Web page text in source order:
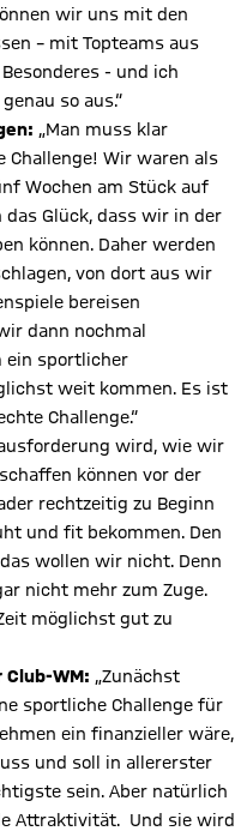
wir uns mit den
– mit Topteams aus
- und ich
so aus.“
„Man muss klar
Challenge! Wir waren als
Wochen am Stück auf
Glück, dass wir in der
können. Daher werden
von dort aus wir
bereisen
dann nochmal
ein sportlicher
weit kommen. Es ist
Challenge.“
wird, wie wir
können vor der
rechtzeitig zu Beginn
und fit bekommen. Den
wollen wir nicht. Denn
nicht mehr zum Zuge.
möglichst gut zu
WM: „Zunächst
sportliche Challenge für
ein finanzieller wäre,
und soll in allererster
sein. Aber natürlich
Attraktivität. Und sie wird